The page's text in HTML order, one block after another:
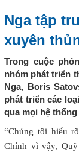
Nga tập
xuyên
Trong cuộc
nhóm phát triển
Nga, Boris
phát triển các
qua mọi hệ
“Chúng tôi hiểu
Chính vì vậy,